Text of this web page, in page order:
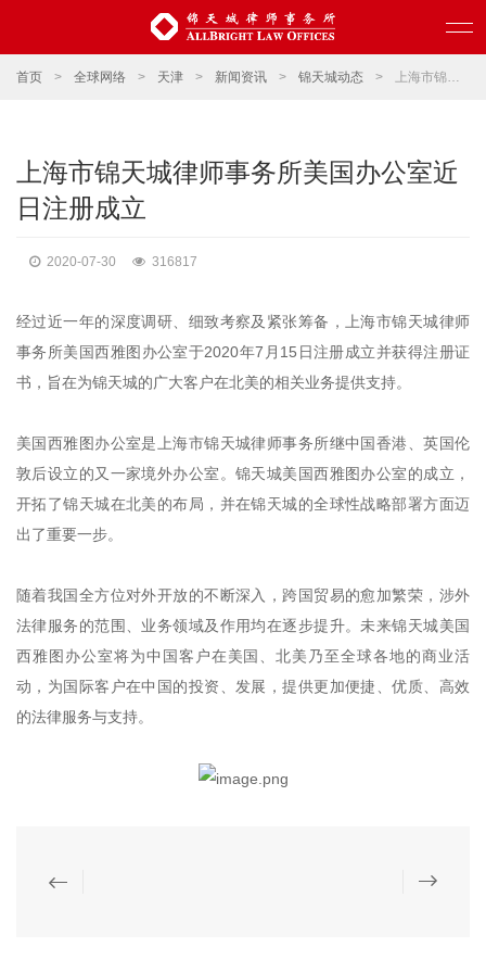
首页 > 全球网络 > 天津 > 新闻资讯 > 锦天城动态 > 上海市锦天城律师事务所美国办公室近日注册成立
上海市锦天城律师事务所美国办公室近
日注册成立
2020-07-30 316817
经过近一年的深度调研、细致考察及紧张筹备，上海市锦天城律师
事务所美国西雅图办公室于2020年7月15日注册成立并获得注册证
书，旨在为锦天城的广大客户在北美的相关业务提供支持。
美国西雅图办公室是上海市锦天城律师事务所继中国香港、英国伦
敦后设立的又一家境外办公室。锦天城美国西雅图办公室的成立，
开拓了锦天城在北美的布局，并在锦天城的全球性战略部署方面迈
出了重要一步。
随着我国全方位对外开放的不断深入，跨国贸易的愈加繁荣，涉外
法律服务的范围、业务领域及作用均在逐步提升。未来锦天城美国
西雅图办公室将为中国客户在美国、北美乃至全球各地的商业活
动，为国际客户在中国的投资、发展，提供更加便捷、优质、高效
的法律服务与支持。